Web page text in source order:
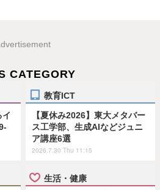
CATEGORY
イ
教育ICT
【夏休み2026】東大メタバー
ス工学部、生成AIなどジュニ
ア講座6選
2026.7.30 Thu 11:15
生活・健康